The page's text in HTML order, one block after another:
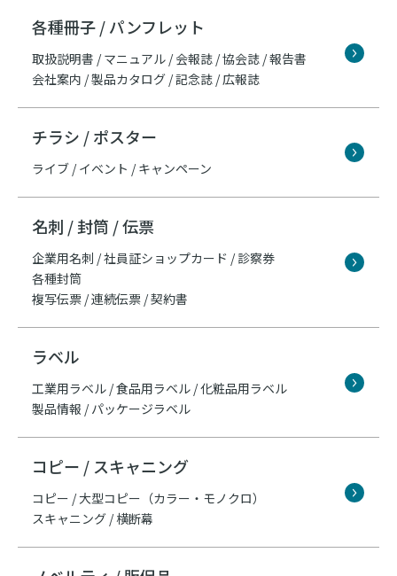
各種冊子 / パンフレット
取扱説明書 / マニュアル / 会報誌 / 協会誌 / 報告書
会社案内 / 製品カタログ / 記念誌 / 広報誌
チラシ / ポスター
ライブ / イベント / キャンペーン
名刺 / 封筒 / 伝票
企業用名刺 / 社員証ショップカード / 診察券
各種封筒
複写伝票 / 連続伝票 / 契約書
ラベル
工業用ラベル / 食品用ラベル / 化粧品用ラベル
製品情報 / パッケージラベル
コピー / スキャニング
コピー / 大型コピー（カラー・モノクロ）
スキャニング / 横断幕